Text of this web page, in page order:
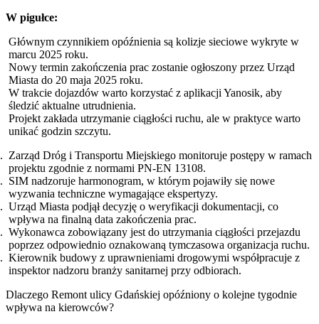
W pigułce:
Głównym czynnikiem opóźnienia są kolizje sieciowe wykryte w
marcu 2025 roku.
Nowy termin zakończenia prac zostanie ogłoszony przez Urząd
Miasta do 20 maja 2025 roku.
W trakcie dojazdów warto korzystać z aplikacji Yanosik, aby
śledzić aktualne utrudnienia.
Projekt zakłada utrzymanie ciągłości ruchu, ale w praktyce warto
unikać godzin szczytu.
Zarząd Dróg i Transportu Miejskiego monitoruje postępy w ramach
projektu zgodnie z normami PN-EN 13108.
SIM nadzoruje harmonogram, w którym pojawiły się nowe
wyzwania techniczne wymagające ekspertyzy.
Urząd Miasta podjął decyzję o weryfikacji dokumentacji, co
wpływa na finalną data zakończenia prac.
Wykonawca zobowiązany jest do utrzymania ciągłości przejazdu
poprzez odpowiednio oznakowaną tymczasowa organizacja ruchu.
Kierownik budowy z uprawnieniami drogowymi współpracuje z
inspektor nadzoru branży sanitarnej przy odbiorach.
Dlaczego Remont ulicy Gdańskiej opóźniony o kolejne tygodnie
wpływa na kierowców?